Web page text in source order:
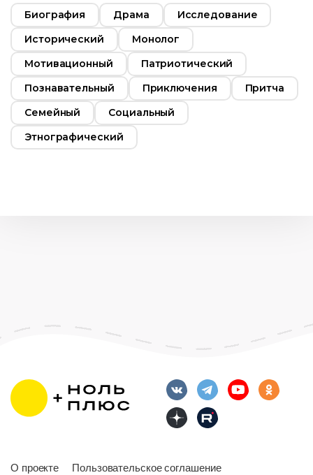
Биография Драма
Исследование
Исторический
Монолог
Мотивационный
Патриотический
Познавательный
Приключения
Притча
Семейный
Социальный
Этнографический
О проекте Пользовательское соглашение